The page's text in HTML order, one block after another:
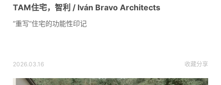
TAM住宅，智利 / Iván Bravo Architects
“重写”住宅的功能性印记
2026.03.16 收藏分享